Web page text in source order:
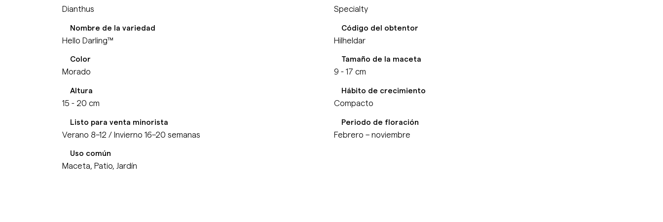
Dianthus Specialty
Nombre de la variedad
Hello Darling™
Código del obtentor
Hilheldar
Color
Morado
Tamaño de la maceta
9 - 17 cm
Altura
15 - 20 cm
Hábito de crecimiento
Compacto
Listo para venta minorista
Verano 8–12 / Invierno 16–20 semanas
Periodo de floración
Febrero – noviembre
Uso común
Maceta, Patio, Jardín